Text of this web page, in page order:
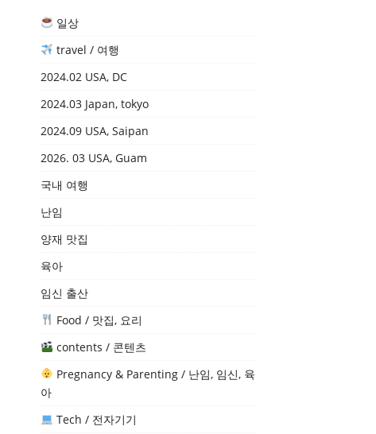
일상
travel / 여행
2024.02 USA, DC
2024.03 Japan, tokyo
2024.09 USA, Saipan
2026. 03 USA, Guam
국내 여행
난임
양재 맛집
육아
임신 출산
Food / 맛집, 요리
contents / 콘텐츠
Pregnancy & Parenting / 난임, 임신, 육
아
Tech / 전자기기